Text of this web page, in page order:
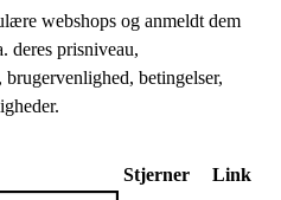
webshops og anmeldt dem
deres prisniveau,
betingelser,
Stjerner Link